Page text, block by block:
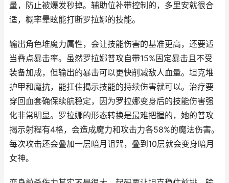
量，防止被爆发秒掉。辅助位补带控制的，多里安就很合
适，概率晕眩能打断罗拉娜的技能。
输出角色堆魔力属性，会让技能伤害的基准更高，还要适
当叠点暴击率。虽然罗拉娜普攻自带15%固定暴击且不受
装备加成，但输出的暴击可以更快削减敌人血量。坦克堆
护甲和魔抗，能扛住揭示技能的持续伤害就可以。治疗要
穿回血套确保续航稳定，因为罗拉娜变身后的技能伤害强
化非常明显。罗拉娜的形态转换是最难把握的，她的普攻
揭示射程有4格，会造成魔力和攻击力各58%的魔法伤害。
每次攻击还会叠加一层暗月诅咒，叠到10层就会变身暗月
女神。